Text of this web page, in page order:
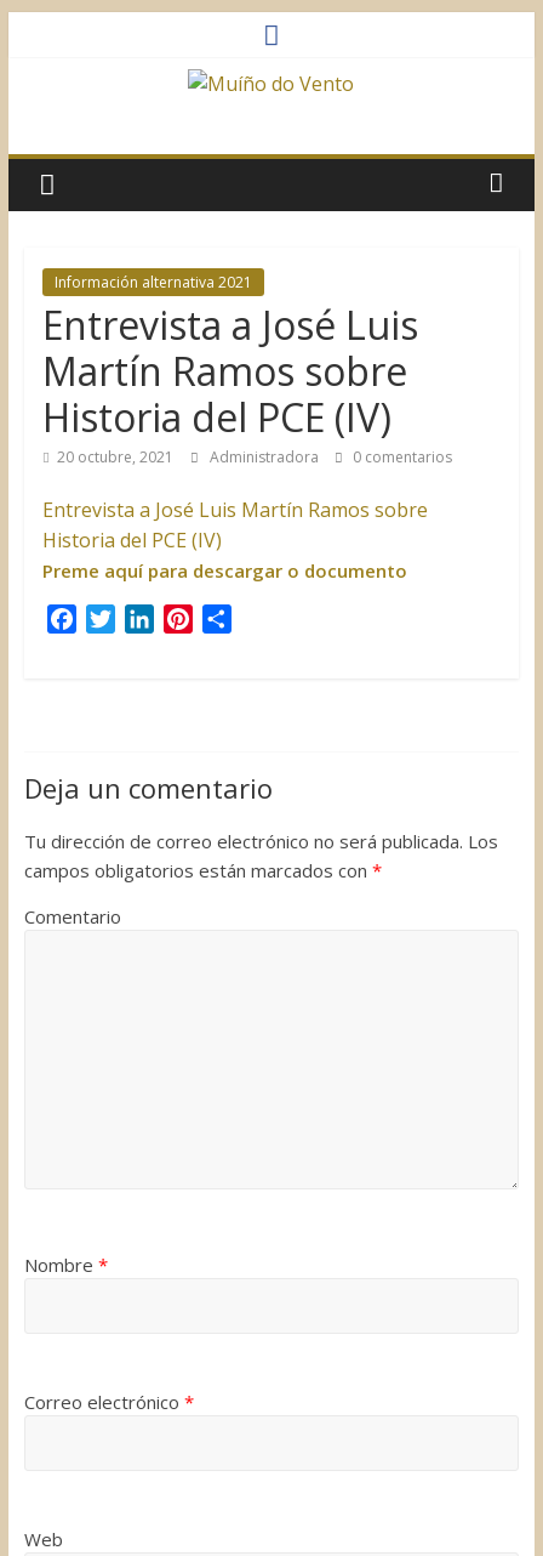
do
Vento
Asociación
Sociocultural
Información alternativa 2021
Entrevista a José Luis
Martín Ramos sobre
Historia del PCE (IV)
20 octubre, 2021 Administradora 0 comentarios
Entrevista a José Luis Martín Ramos sobre
Historia del PCE (IV)
Preme aquí para descargar o documento
o
r
I
e
t
t
r
Deja un comentario
Tu dirección de correo electrónico no será publicada. Los
campos obligatorios están marcados con *
Comentario
Nombre *
Correo electrónico *
Web